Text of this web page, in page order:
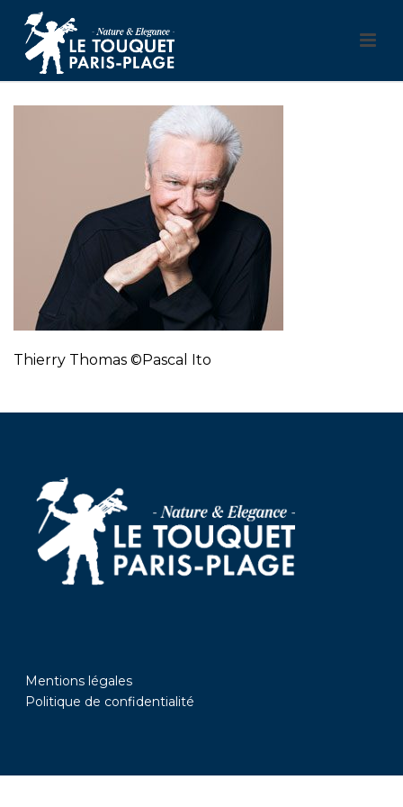
Thierry Thomas ©Pascal Ito
Mentions légales
Politique de confidentialité